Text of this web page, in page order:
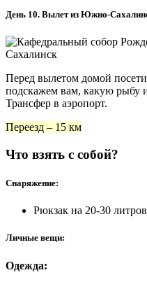
День 10. Вылет из Южно-
Перед вылетом домой
подскажем вам, какую рыбу
Трансфер в аэропорт.
Переезд – 15 км
Что взять с собой?
Снаряжение:
Рюкзак на 20-30 литров
Личные вещи:
Одежда: